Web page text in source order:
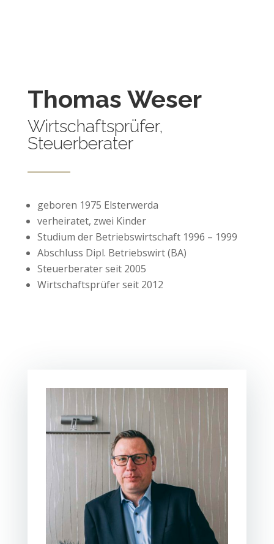
Thomas Weser
Wirtschaftsprüfer,
Steuerberater
geboren 1975 Elsterwerda
verheiratet, zwei Kinder
Studium der Betriebswirtschaft 1996 – 1999
Abschluss Dipl. Betriebswirt (BA)
Steuerberater seit 2005
Wirtschaftsprüfer seit 2012